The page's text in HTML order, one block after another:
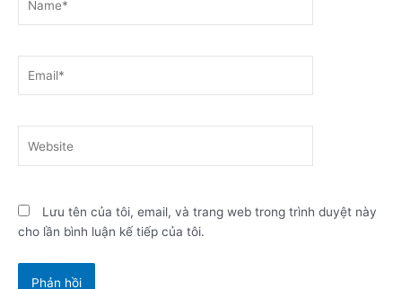
Lưu tên của tôi, email, và trang web trong trình duyệt này
cho lần bình luận kế tiếp của tôi.